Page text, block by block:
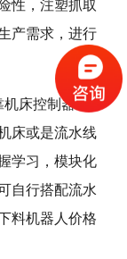
性，注塑抓取
产需求，进行
床控制器进
床或是流水线
学习，模块化
自行搭配流水
料机器人价格